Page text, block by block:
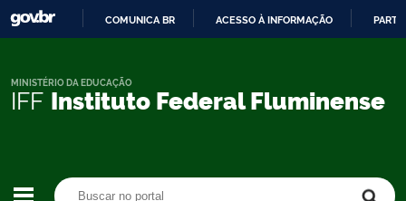
CONTEÚDO
COMUNICA BR ACESSO À INFORMAÇÃO
IFF Instituto Federal Fluminense
MINISTÉRIO DA EDUCAÇÃO